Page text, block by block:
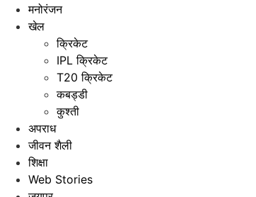
मनोरंजन
खेल
क्रिकेट
IPL क्रिकेट
T20 क्रिकेट
कबड्डी
कुश्ती
अपराध
जीवन शैली
शिक्षा
Web Stories